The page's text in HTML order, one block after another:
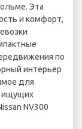
Эта
и комфорт,
по
интерьер
для
ищущих
NV300